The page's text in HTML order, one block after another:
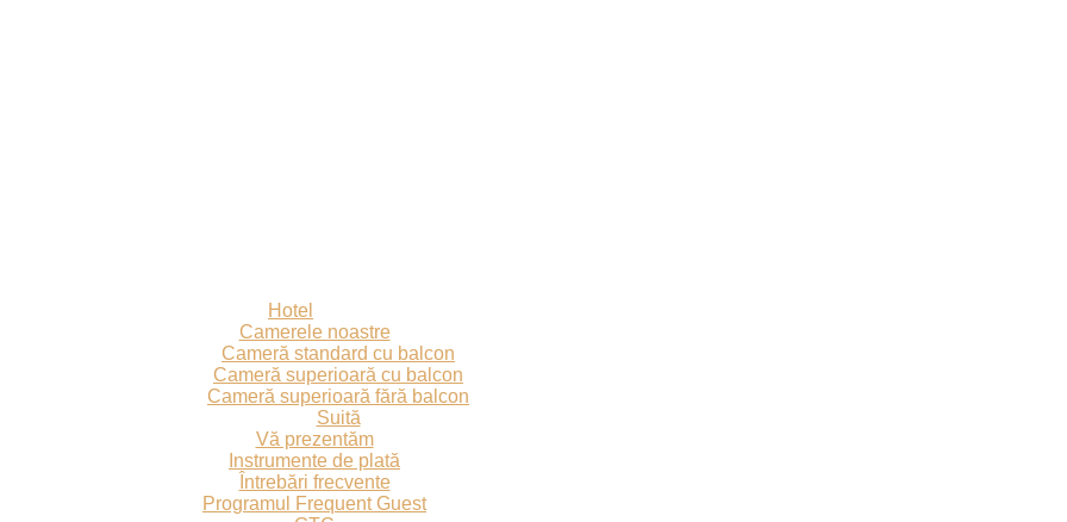
Hotel
Camerele noastre
Cameră standard cu balcon
Cameră superioară cu balcon
Cameră superioară fără balcon
Suită
Vă prezentăm
Instrumente de plată
Întrebări frecvente
Programul Frequent Guest